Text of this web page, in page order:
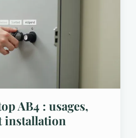
AB4 : usages,
installation